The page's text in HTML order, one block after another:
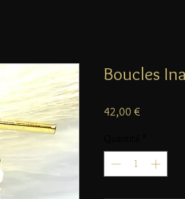
Boucles
42,00 €